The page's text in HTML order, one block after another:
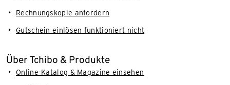
Rechnungskopie anfordern
Gutschein einlösen funktioniert nicht
Über Tchibo & Produkte
Online-Katalog & Magazine einsehen